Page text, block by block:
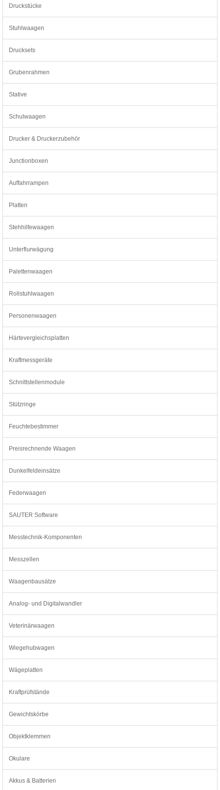
Druckstücke
Stuhlwaagen
Drucksets
Grubenrahmen
Stative
Schulwaagen
Drucker & Druckerzubehör
Junctionboxen
Auffahrrampen
Platten
Stehhilfewaagen
Unterflurwägung
Palettenwaagen
Rollstuhlwaagen
Personenwaagen
Härtevergleichsplatten
Kraftmessgeräte
Schnittstellenmodule
Stützringe
Feuchtebestimmer
Preisrechnende Waagen
Dunkelfeldeinsätze
Federwaagen
SAUTER Software
Messtechnik-Komponenten
Messzellen
Waagenbausätze
Analog- und Digitalwandler
Veterinärwaagen
Wiegehubwagen
Wägeplatten
Kraftprüfstände
Gewichtskörbe
Objektklemmen
Okulare
Akkus & Batterien